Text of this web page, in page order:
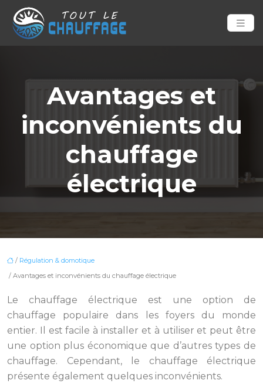
Avantages et
inconvénients du
chauffage
électrique
/ Régulation & domotique
/ Avantages et inconvénients du chauffage électrique
Le chauffage électrique est une option de
chauffage populaire dans les foyers du monde
entier. Il est facile à installer et à utiliser et peut être
une option plus économique que d’autres types de
chauffage. Cependant, le chauffage électrique
présente également quelques inconvénients.